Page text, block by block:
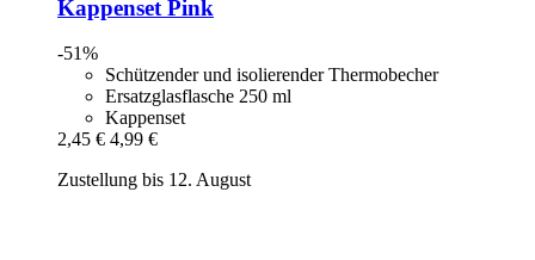
Kappenset Pink
-51%
Schützender und isolierender Thermobecher
Ersatzglasflasche 250 ml
Kappenset
2,45 € 4,99 €
Zustellung bis 12. August